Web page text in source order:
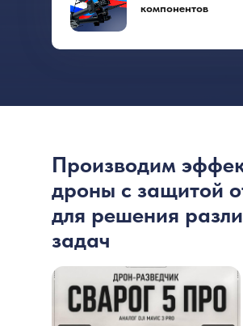
компонентов
Производим
дроны с защитой
для решения
задач